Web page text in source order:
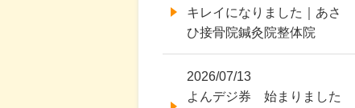
キレイになりました｜あさ
ひ接骨院鍼灸院整体院
2026/07/13
よんデジ券 始まりました